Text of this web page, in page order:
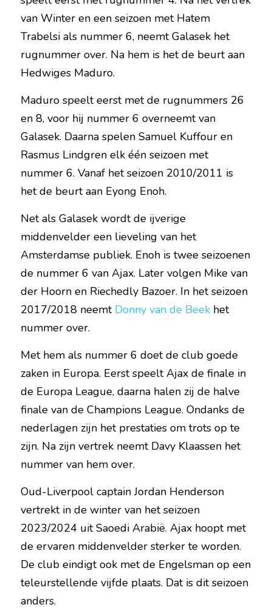
van Winter en een seizoen met Hatem
Trabelsi als nummer 6, neemt Galasek het
rugnummer over. Na hem is het de beurt aan
Hedwiges Maduro.
Maduro speelt eerst met de rugnummers 26
en 8, voor hij nummer 6 overneemt van
Galasek. Daarna spelen Samuel Kuffour en
Rasmus Lindgren elk één seizoen met
nummer 6. Vanaf het seizoen 2010/2011 is
het de beurt aan Eyong Enoh.
Net als Galasek wordt de ijverige
middenvelder een lieveling van het
Amsterdamse publiek. Enoh is twee seizoenen
de nummer 6 van Ajax. Later volgen Mike van
der Hoorn en Riechedly Bazoer. In het seizoen
2017/2018 neemt Donny van de Beek het
nummer over.
Met hem als nummer 6 doet de club goede
zaken in Europa. Eerst speelt Ajax de finale in
de Europa League, daarna halen zij de halve
finale van de Champions League. Ondanks de
nederlagen zijn het prestaties om trots op te
zijn. Na zijn vertrek neemt Davy Klaassen het
nummer van hem over.
Oud-Liverpool captain Jordan Henderson
vertrekt in de winter van het seizoen
2023/2024 uit Saoedi Arabië. Ajax hoopt met
de ervaren middenvelder sterker te worden.
De club eindigt ook met de Engelsman op een
teleurstellende vijfde plaats. Dat is dit seizoen
anders.